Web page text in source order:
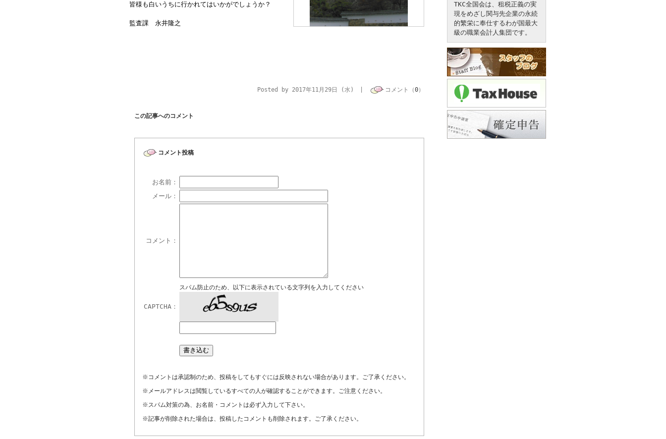
皆様も白いうちに行かれてはいかがでしょうか？
監査課 永井隆之
Posted by 2017年11月29日 (水) | コメント（0）
この記事へのコメント
コメント投稿
お名前：
メール：
コメント：
CAPTCHA：
スパム防止のため、以下に表示されている文字列を入力してください
※コメントは承認制のため、投稿をしてもすぐには反映されない場合があります。ご了承ください。
※メールアドレスは閲覧しているすべての人が確認することができます。ご注意ください。
※スパム対策の為、お名前・コメントは必ず入力して下さい。
※記事が削除された場合は、投稿したコメントも削除されます。ご了承ください。
TKC全国会は、租税正義の実
現をめざし関与先企業の永続
的繁栄に奉仕するわが国最大
級の職業会計人集団です。